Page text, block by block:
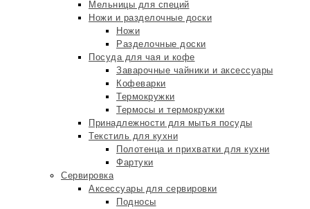
Мельницы для специй
Ножи и разделочные доски
Ножи
Разделочные доски
Посуда для чая и кофе
Заварочные чайники и аксессуары
Кофеварки
Термокружки
Термосы и термокружки
Принадлежности для мытья посуды
Текстиль для кухни
Полотенца и прихватки для кухни
Фартуки
Сервировка
Аксессуары для сервировки
Подносы